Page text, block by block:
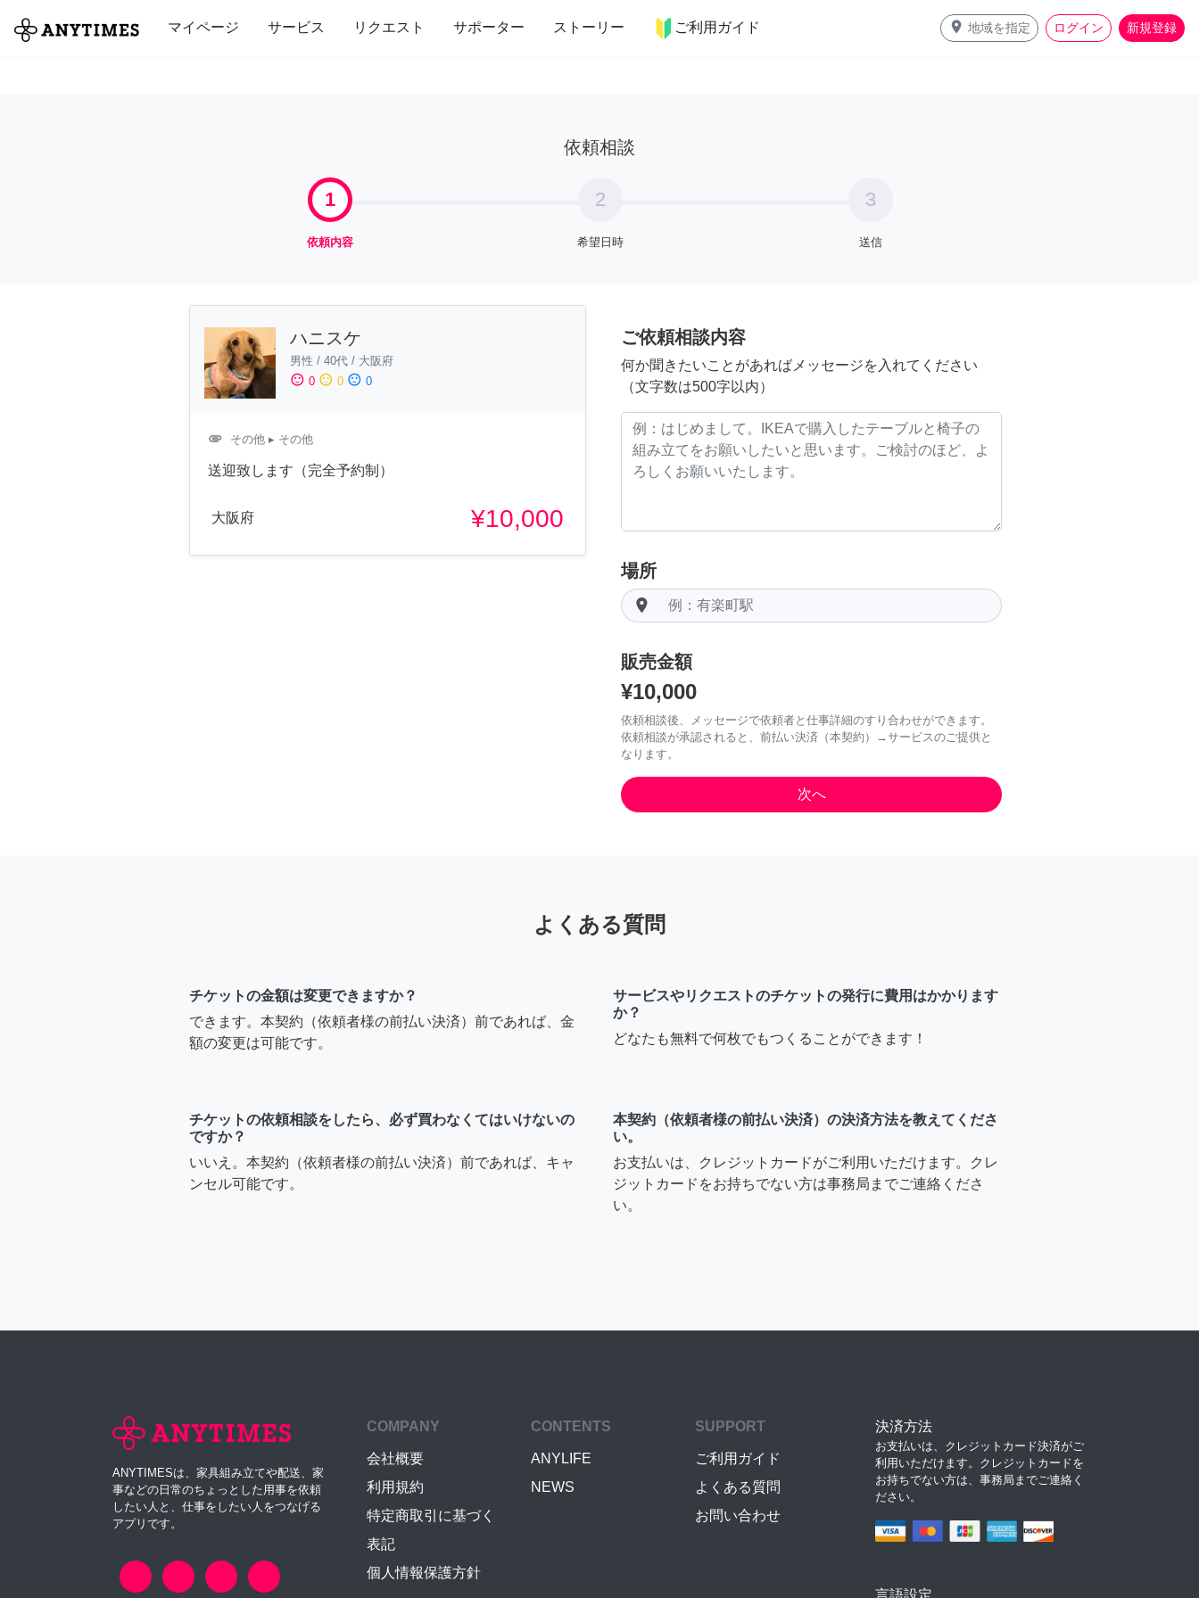
マイページ サービス リクエスト サポーター ストーリー ご利用ガイド place 地域を指定 ログイン 新規登録
全て 修理・組立 家事 引っ越し インテリア 趣味・習い事 ペット 料理
依頼相談
1
依頼内容
2
希望日時
3
送信
ハニスケ
男性 / 40代 / 大阪府
sentiment_satisfied 0 sentiment_neutral 0 sentiment_dissatisfied 0
attachment その他 ▸ その他
送迎致します（完全予約制）
大阪府 ¥10,000
ご依頼相談内容
何か聞きたいことがあればメッセージを入れてください
（文字数は500字以内）
場所
room
販売金額
¥10,000
依頼相談後、メッセージで依頼者と仕事詳細のすり合わせができます。
依頼相談が承認されると、前払い決済（本契約）→サービスのご提供と
なります。
よくある質問
チケットの金額は変更できますか？
できます。本契約（依頼者様の前払い決済）前であれば、金
額の変更は可能です。
サービスやリクエストのチケットの発行に費用はかかります
か？
どなたも無料で何枚でもつくることができます！
チケットの依頼相談をしたら、必ず買わなくてはいけないの
ですか？
いいえ。本契約（依頼者様の前払い決済）前であれば、キャ
ンセル可能です。
本契約（依頼者様の前払い決済）の決済方法を教えてくださ
い。
お支払いは、クレジットカードがご利用いただけます。クレ
ジットカードをお持ちでない方は事務局までご連絡くださ
い。
ANYTIMESは、家具組み立てや配送、家
事などの日常のちょっとした用事を依頼
したい人と、仕事をしたい人をつなげる
アプリです。
COMPANY
会社概要
利用規約
特定商取引に基づく
表記
個人情報保護方針
CONTENTS
ANYLIFE
NEWS
SUPPORT
ご利用ガイド
よくある質問
お問い合わせ
決済方法
お支払いは、クレジットカード決済がご
利用いただけます。クレジットカードを
お持ちでない方は、事務局までご連絡く
ださい。
言語設定